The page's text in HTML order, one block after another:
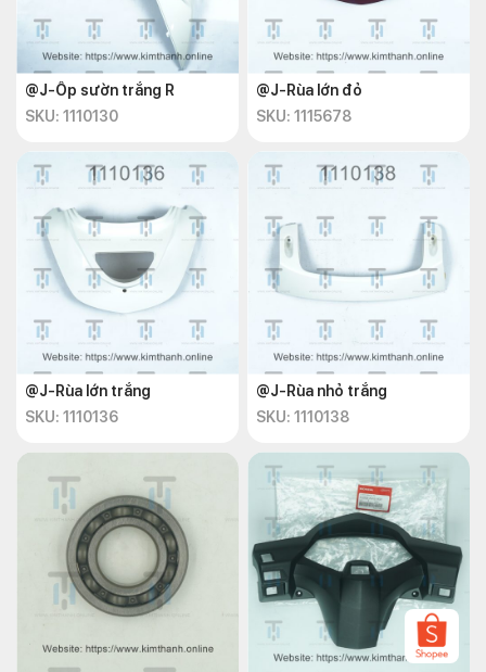
@J-Ốp sườn trắng R
SKU: 1110130
@J-Rùa lớn đỏ
SKU: 1115678
@J-Rùa lớn trắng
SKU: 1110136
@J-Rùa nhỏ trắng
SKU: 1110138